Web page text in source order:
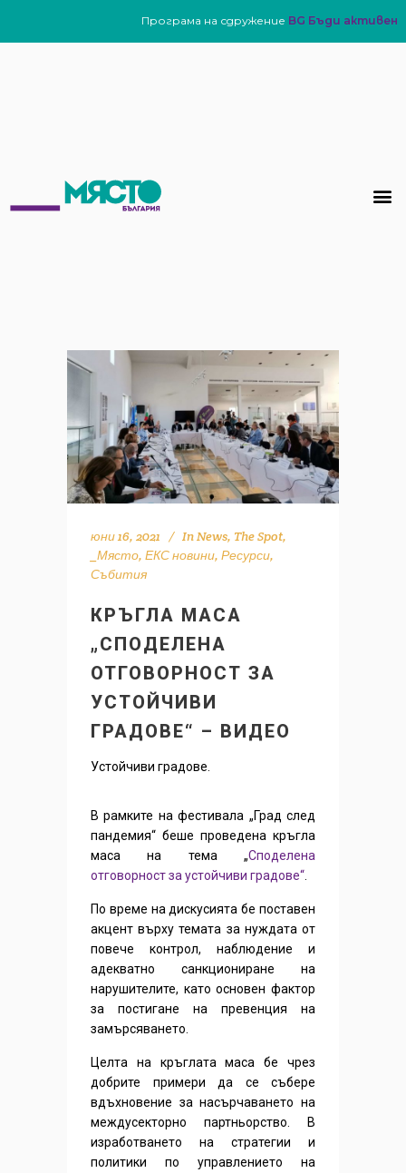
Програма на сдружение BG Бъди активен
юни 16, 2021 InNews, The Spot,
_Място, ЕКС новини, Ресурси,
Събития
КРЪГЛА МАСА
„СПОДЕЛЕНА
ОТГОВОРНОСТ ЗА
УСТОЙЧИВИ
ГРАДОВЕ“ – ВИДЕО
Устойчиви градове.
В рамките на фестивала „Град след
пандемия“ беше проведена кръгла
маса на тема „Споделена
отговорност за устойчиви градове“
По време на дискусията бе поставен
акцент върху темата за нуждата от
повече контрол, наблюдение и
адекватно санкциониране на
нарушителите, като основен фактор
за постигане на превенция на
замърсяването.
Целта на кръглата маса бе чрез
добрите примери да се събере
вдъхновение за насърчаването на
междусекторно партньорство. В
изработването на стратегии и
политики по управлението на